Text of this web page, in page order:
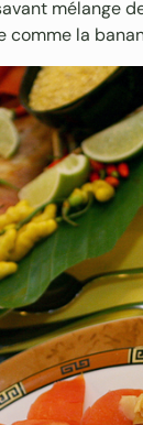
mélange
comme la